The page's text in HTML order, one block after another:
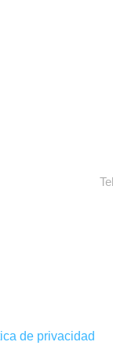
de privacidad